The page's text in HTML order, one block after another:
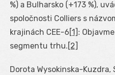
%) a Bulharsko (+173 %),
spoločnosti Colliers s
krajinách CEE-6 [1] :
segmentu trhu. [2]
Dorota Wysokinska-